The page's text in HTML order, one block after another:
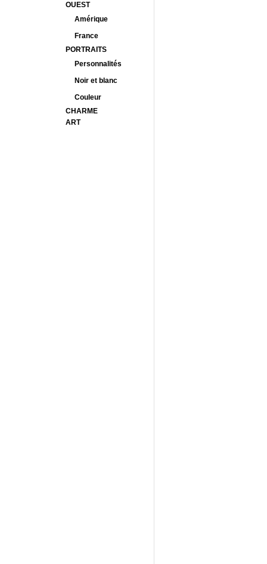
OUEST
Amérique
France
PORTRAITS
Personnalités
Noir et blanc
Couleur
CHARME
ART